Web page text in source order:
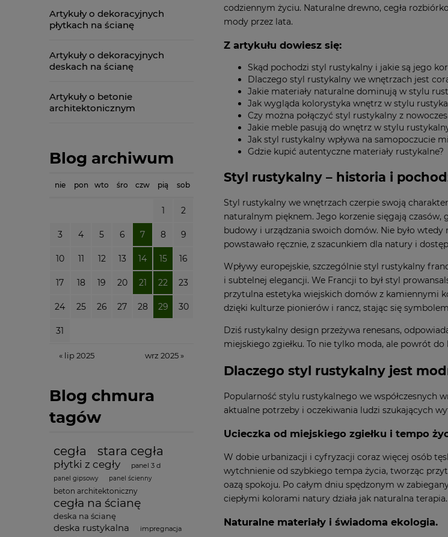
Artykuły o dekoracyjnych
płytkach na ścianę
Artykuły o dekoracyjnych
deskach na ścianę
Artykuły o betonie
architektonicznym
Blog archiwum
nie pon wto śro czw pią sob
1 2
3 4 5 6 7 8 9
10 11 12 13 14 15 16
17 18 19 20 21 22 23
24 25 26 27 28 29 30
31
« lip 2025 wrz 2025 »
Blog chmura
tagów
cegła stara cegła
płytki z cegły panel 3 d
panel gipsowy panel ścienny
beton architektoniczny
cegła na ścianę
deska na ścianę
deska rustykalna impregnacja
codziennym życiu. Naturalne drewno, cegła
mody przez lata.
Z artykułu dowiesz się:
Skąd pochodzi styl rustykalny i jakie są jego
Dlaczego styl rustykalny we wnętrzach jest
Jakie materiały naturalne dominują w stylu
Jak wygląda kolorystyka wnętrz w stylu
Czy można połączyć styl rustykalny z
Jakie meble pasują do wnętrz w stylu
Jak styl rustykalny wpływa na samopoczucie
Gdzie kupić autentyczne materiały rustykalne?
Styl rustykalny – historia i
Styl rustykalny we wnętrzach czerpie swoją
naturalnym pięknem. Jego korzenie sięgają
budowy i urządzania swoich domów. Nie było
powstawało ręcznie, z szacunkiem dla natury i
Wpływy europejskie, szczególnie styl rustykalny
i subtelnej elegancji. We Francji to był styl
przytulna estetyka wiejskich domów z kamiennymi
dzięki kulturze pionierów i rancz, stając się
Dziś rustykalny design przeżywa renesans,
miejskiego zgiełku. To nie tylko moda, ale powrót
Dlaczego styl rustykalny jest
Popularność stylu rustykalnego we współczesnych
aktualne potrzeby i oczekiwania ludzi szukających
Ucieczka od miejskiego zgiełku i tempo
W dobie urbanizacji i cyfryzacji coraz więcej osób
wytchnienie od szybkiego tempa życia, tworząc
oazą spokoju. Po całym dniu spędzonym w
ciepłymi kolorami natury działa jak naturalna terapia.
Naturalne materiały i świadoma ekologia.